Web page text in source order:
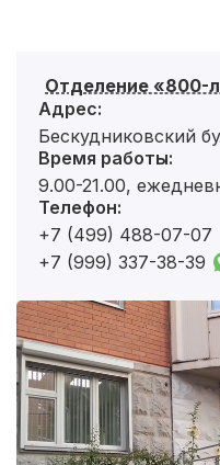
Отделение «800-
Адрес:
Бескудниковский
Время работы:
9.00-21.00,
Телефон:
+7 (499) 488-07-07
+7 (999) 337-38-39